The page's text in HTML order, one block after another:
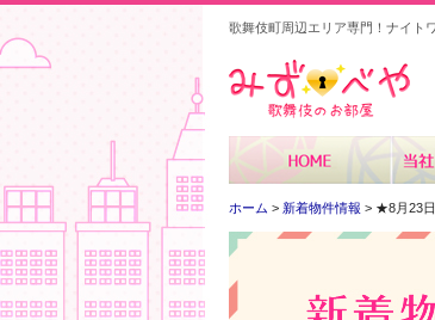
歌舞伎町周辺エリア専門！ナイト
ホーム > 新着物件情報 > ★8月23日